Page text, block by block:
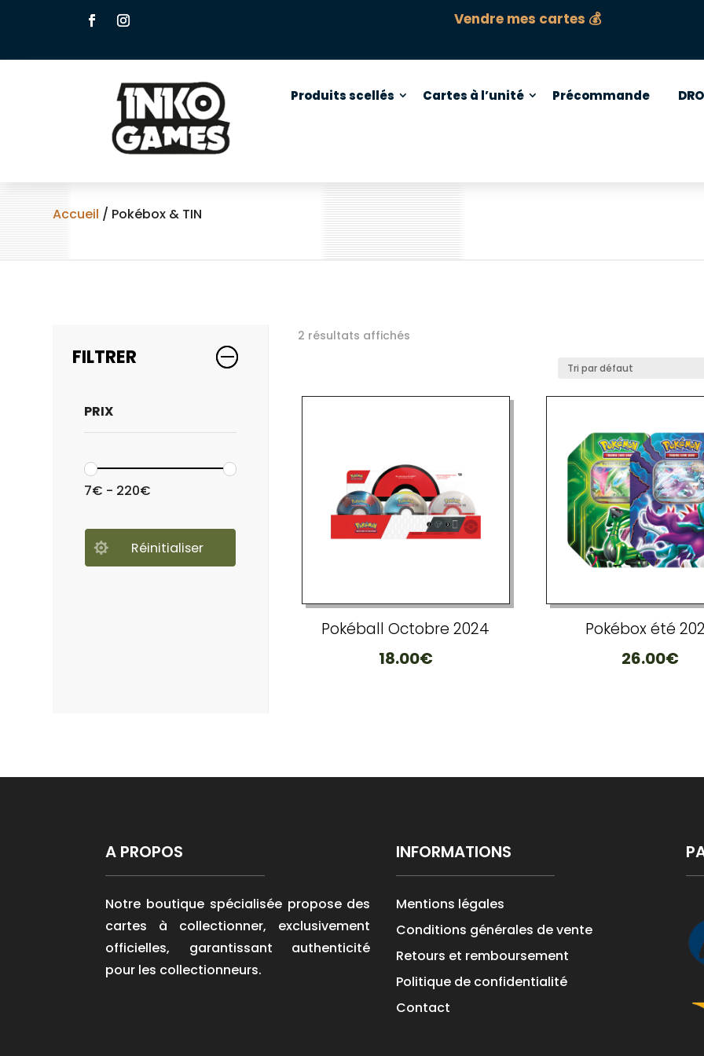
Vendre mes cartes 💰
Produits scellés Cartes à l’unité Précommande
Accueil / Pokébox & TIN
FILTRER
PRIX
7€ - 220€
2 résultats affichés
Pokéball Octobre 2024
18.00€
Pokébox été
26.00€
Les
choisies
produit
A PROPOS
Notre boutique spécialisée propose des
cartes à collectionner, exclusivement
officielles, garantissant authenticité
pour les collectionneurs.
INFORMATIONS
Mentions légales
Conditions générales de vente
Retours et remboursement
Politique de confidentialité
Contact